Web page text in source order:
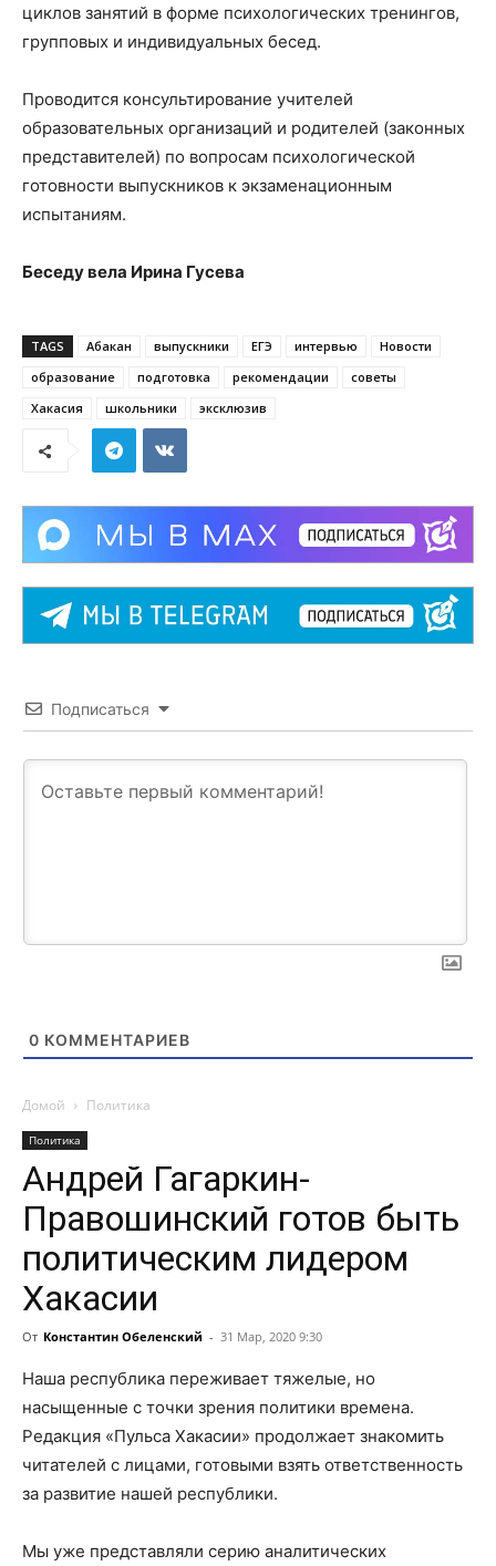
циклов занятий в форме психологических тренингов,
групповых и индивидуальных бесед.
Проводится консультирование учителей
образовательных организаций и родителей (законных
представителей) по вопросам психологической
готовности выпускников к экзаменационным
испытаниям.
Беседу вела Ирина Гусева
TAGS Абакан выпускники ЕГЭ интервью
Новости
образование
подготовка рекомендации
советы
Хакасия
школьники эксклюзив
Подписаться
0 КОММЕНТАРИЕВ